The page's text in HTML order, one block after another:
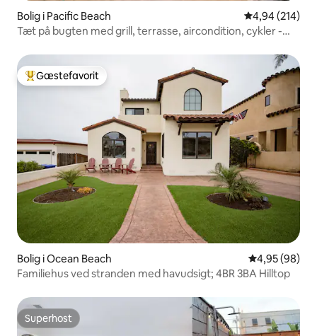
Bolig i Pacific Beach 4,94 ud af 5 i
4,94 (214)
Tæt på bugten med grill, terrasse, aircondition, cykler -
Bedste gæstefavorit
Gæstefavorit
Bolig i Ocean Beach 4,95 ud af 5 i
4,95 (98)
Familiehus ved stranden med havudsigt; 4BR 3BA Hilltop
Superhost
Superhost